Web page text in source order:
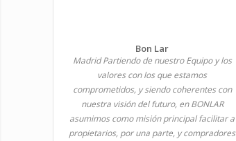
Bon Lar
Madrid Partiendo de nuestro Equipo y los
valores con los que estamos
comprometidos, y siendo coherentes con
nuestra visión del futuro, en BONLAR
asumimos como misión principal facilitar a
propietarios, por una parte, y compradores